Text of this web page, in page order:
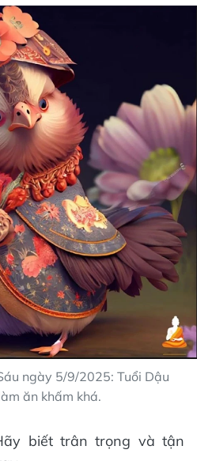
ngày 5/9/2025: Tuổi Dậu
ăn khấm khá.
biết trân trọng và tận